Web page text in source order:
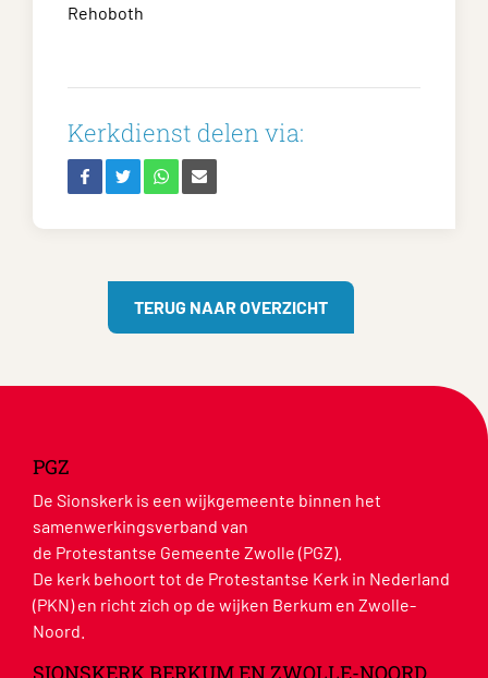
Rehoboth
Kerkdienst delen via:
TERUG NAAR OVERZICHT
PGZ
De Sionskerk is een wijkgemeente binnen het
samenwerkingsverband van
de Protestantse Gemeente Zwolle (PGZ).
De kerk behoort tot de Protestantse Kerk in Nederland
(PKN) en richt zich op de wijken Berkum en Zwolle-
Noord.
SIONSKERK BERKUM EN ZWOLLE-NOORD